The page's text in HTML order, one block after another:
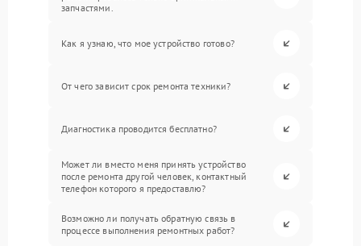
запчастями.
Как я узнаю, что мое устройство готово?
От чего зависит срок ремонта техники?
Диагностика проводится бесплатно?
Может ли вместо меня принять устройство
после ремонта другой человек, контактный
телефон которого я предоставлю?
Возможно ли получать обратную связь в
процессе выполнения ремонтных работ?